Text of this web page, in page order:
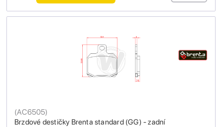
Brzdové destičky Brenta standard (GG) - zadní
(AC6505)